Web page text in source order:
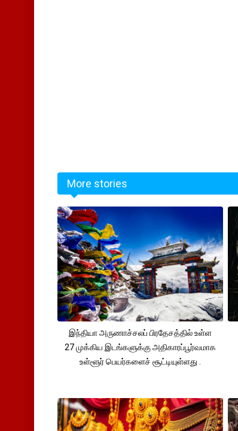
More stories
இந்தியா அருணாச்சலப் பிரதேசத்தில் உள்ள
27 முக்கிய இடங்களுக்கு அதிகாரப்பூர்வமாக
உள்ளூர் பெயர்களைச் சூட்டியுள்ளது .